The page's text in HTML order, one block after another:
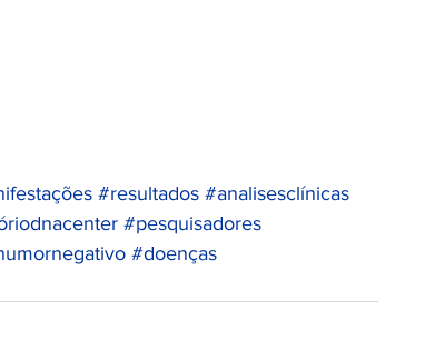
#resultados #analisesclínicas
#pesquisadores
#doenças